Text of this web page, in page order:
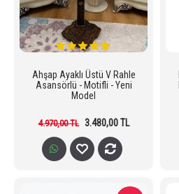
Ahşap Ayaklı Üstü V Rahle
Asansörlü - Motifli - Yeni
Model
4.970,00 TL 3.480,00 TL